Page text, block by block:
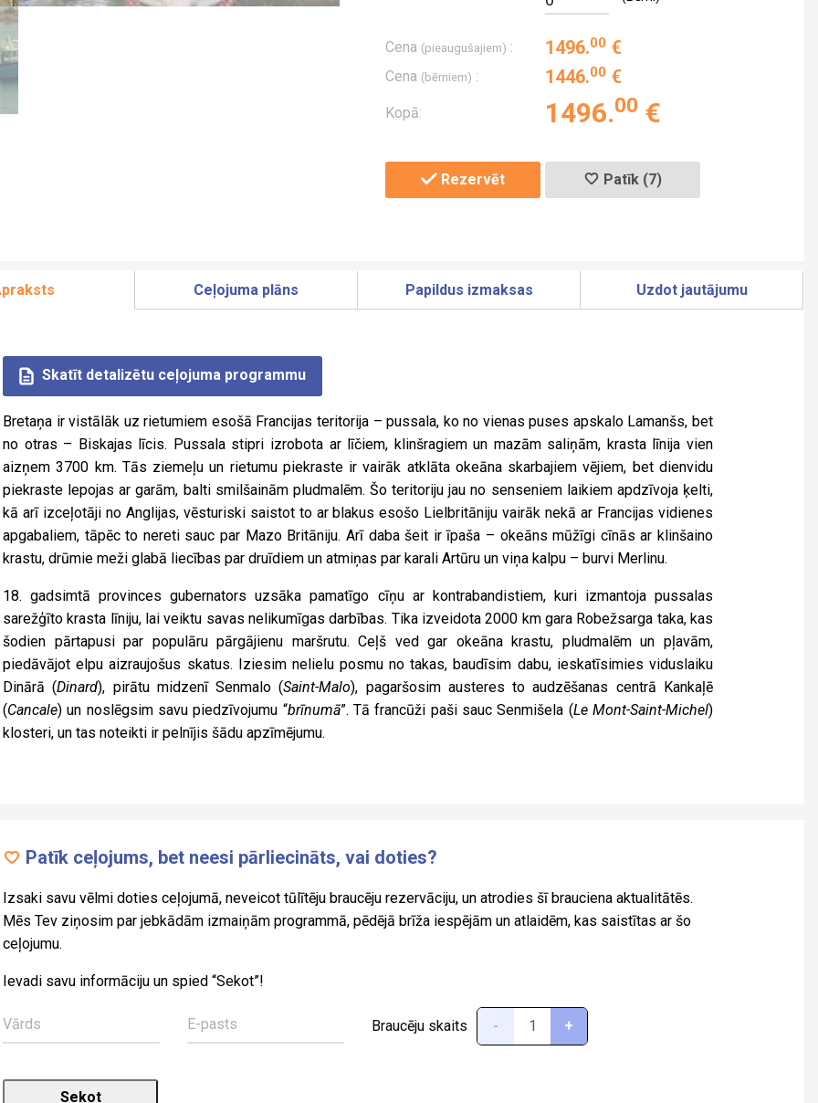
Cena (pieaugušajiem) : 1496.00 €
Cena (bērniem) : 1446.00 €
Kopā: 1496.00 €
Rezervēt Patīk (7)
Ceļojuma plāns Papildus izmaksas Uzdot jautājumu
Skatīt detalizētu ceļojuma programmu
Bretaņa ir vistālāk uz rietumiem esošā Francijas teritorija – pussala, ko no vienas puses apskalo Lamanšs, bet
no otras – Biskajas līcis. Pussala stipri izrobota ar līčiem, klinšragiem un mazām saliņām, krasta līnija vien
aizņem 3700 km. Tās ziemeļu un rietumu piekraste ir vairāk atklāta okeāna skarbajiem vējiem, bet dienvidu
piekraste lepojas ar garām, balti smilšainām pludmalēm. Šo teritoriju jau no senseniem laikiem apdzīvoja ķelti,
kā arī izceļotāji no Anglijas, vēsturiski saistot to ar blakus esošo Lielbritāniju vairāk nekā ar Francijas vidienes
apgabaliem, tāpēc to nereti sauc par Mazo Britāniju. Arī daba šeit ir īpaša – okeāns mūžīgi cīnās ar klinšaino
krastu, drūmie meži glabā liecības par druīdiem un atmiņas par karali Artūru un viņa kalpu – burvi Merlinu.
18. gadsimtā provinces gubernators uzsāka pamatīgo cīņu ar kontrabandistiem, kuri izmantoja pussalas
sarežģīto krasta līniju, lai veiktu savas nelikumīgas darbības. Tika izveidota 2000 km gara Robežsarga taka, kas
šodien pārtapusi par populāru pārgājienu maršrutu. Ceļš ved gar okeāna krastu, pludmalēm un pļavām,
piedāvājot elpu aizraujošus skatus. Iziesim nelielu posmu no takas, baudīsim dabu, ieskatīsimies viduslaiku
Dinārā (Dinard), pirātu midzenī Senmalo (Saint-Malo), pagaršosim austeres to audzēšanas centrā Kankaļē
(Cancale) un noslēgsim savu piedzīvojumu “brīnumā”. Tā francūži paši sauc Senmišela (Le Mont-Saint-Michel)
klosteri, un tas noteikti ir pelnījis šādu apzīmējumu.
Patīk ceļojums, bet neesi pārliecināts, vai doties?
Izsaki savu vēlmi doties ceļojumā, neveicot tūlītēju braucēju rezervāciju, un atrodies šī brauciena aktualitātēs.
Mēs Tev ziņosim par jebkādām izmaiņām programmā, pēdējā brīža iespējām un atlaidēm, kas saistītas ar šo
ceļojumu.
Ievadi savu informāciju un spied “Sekot”!
Braucēju skaits - +